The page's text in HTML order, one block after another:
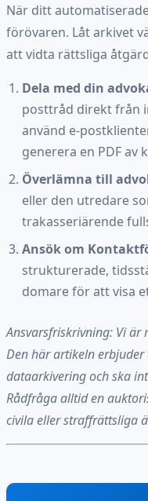
När ditt
förövaren. Låt arkivet
att vidta rättsliga
Dela med din
posttråd direkt från
använd e-
generera en PDF av
Överlämna till
eller den utredare
trakasseriärende
Ansök om
strukturerade,
domare för att visa
Ansvarsfriskrivning: Vi är
Den här artikeln
dataarkivering och ska
Rådfråga alltid en
civila eller straffrättsliga